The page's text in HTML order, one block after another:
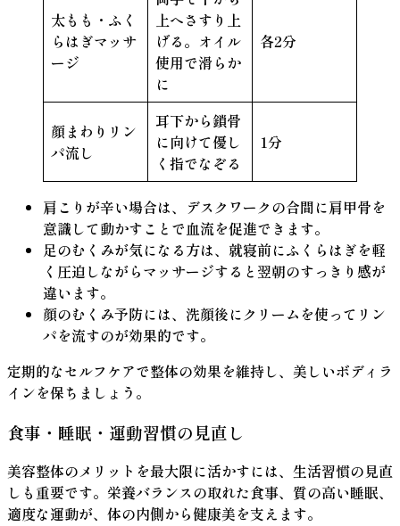
太もも・ふく
らはぎマッサ
ージ
上へさすり上
げる。オイル
使用で滑らか
に
各2分
顔まわりリン
パ流し
耳下から鎖骨
に向けて優し
く指でなぞる
1分
肩こりが辛い場合は、デスクワークの合間に肩甲骨を
意識して動かすことで血流を促進できます。
足のむくみが気になる方は、就寝前にふくらはぎを軽
く圧迫しながらマッサージすると翌朝のすっきり感が
違います。
顔のむくみ予防には、洗顔後にクリームを使ってリン
パを流すのが効果的です。
定期的なセルフケアで整体の効果を維持し、美しいボディラ
インを保ちましょう。
食事・睡眠・運動習慣の見直し
美容整体のメリットを最大限に活かすには、生活習慣の見直
しも重要です。栄養バランスの取れた食事、質の高い睡眠、
適度な運動が、体の内側から健康美を支えます。